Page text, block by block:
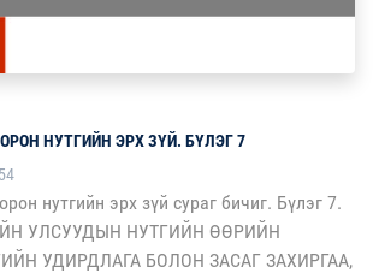
НУТГИЙН ЭРХ ЗҮЙ. БҮЛЭГ 7
нутгийн эрх зүй сураг бичиг. Бүлэг 7.
УЛСУУДЫН НУТГИЙН ӨӨРИЙН
УДИРДЛАГА БОЛОН ЗАСАГ ЗАХИРГАА,